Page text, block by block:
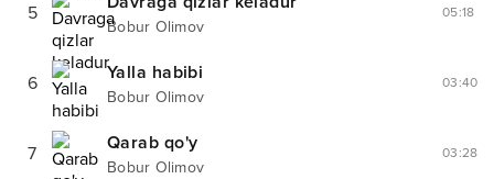
5
Bobur Olimov
05:18
6 Yalla habibi
Bobur Olimov
03:40
7 Qarab qo'y
Bobur Olimov
03:28